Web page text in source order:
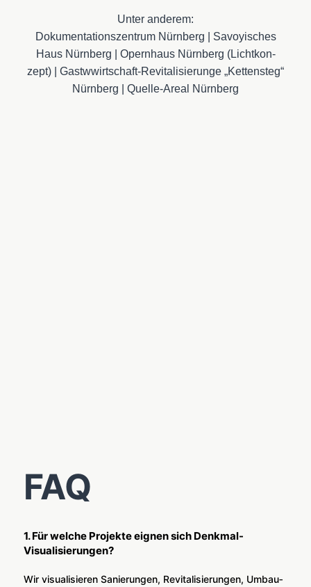
Unter ande­rem:
Doku­men­ta­ti­ons­zen­trum Nürn­berg | Savoy­i­sches
Haus Nürn­berg | Opern­haus Nürn­berg (Licht­kon­
zept) | Gastw­wirt­schaft-Revi­ta­li­sie­run­ge „Ket­ten­steg“
Nürn­berg | Quel­le-Are­al Nürn­berg
FAQ
1. Für welche Projekte eignen sich Denkmal-
Visualisierungen?
Wir visua­li­sie­ren Sanie­run­gen, Revi­ta­li­sie­run­gen, Umbau­